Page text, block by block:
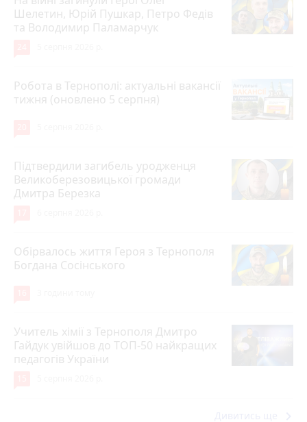
Шелетин, Юрій Пушкар, Петро Федів
та Володимир Паламарчук
Робота в Тернополі: актуальні вакансії
тижня (оновлено 5 серпня)
Підтвердили загибель уродженця
Великоберезовицької громади
Дмитра Березка
Обірвалось життя Героя з Тернополя
Богдана Сосінського
Учитель хімії з Тернополя Дмитро
Гайдук увійшов до ТОП-50 найкращих
педагогів України